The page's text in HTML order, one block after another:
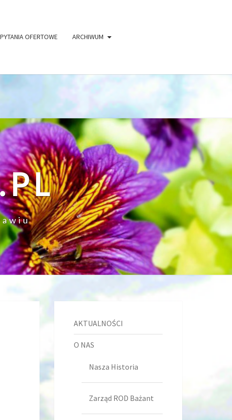
OFERTOWE ARCHIWUM
AKTUALNOŚCI
O NAS
Nasza Historia
Zarząd ROD Bażant